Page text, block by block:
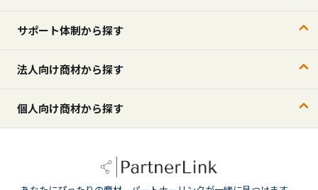
サポート体制から探す
法人向け商材から探す
個人向け商材から探す